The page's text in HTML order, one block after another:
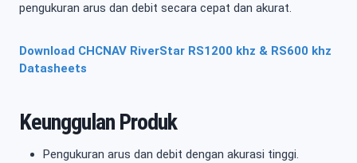
pengukuran arus dan debit secara cepat dan akurat.
Download CHCNAV RiverStar RS1200 khz & RS600 khz
Datasheets
Keunggulan Produk
Pengukuran arus dan debit dengan akurasi tinggi.